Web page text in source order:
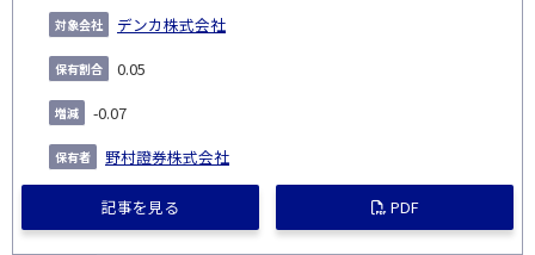
デンカ株式会社
0.05
-0.07
野村證券株式会社
記事を見る PDF